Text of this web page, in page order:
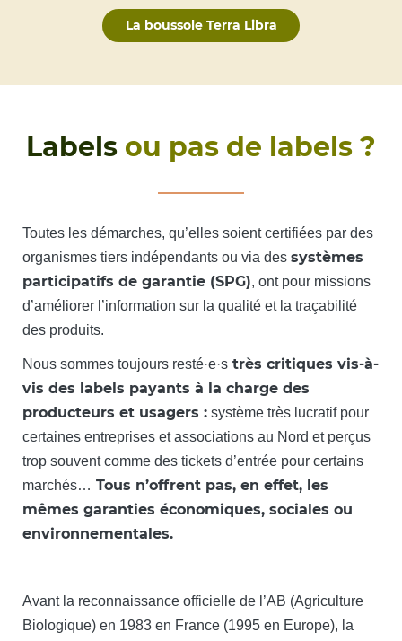
La boussole Terra Libra
Labels ou pas de labels ?
Toutes les démarches, qu’elles soient certifiées par des
organismes tiers indépendants ou via des systèmes
participatifs de garantie (SPG), ont pour missions
d’améliorer l’information sur la qualité et la traçabilité
des produits.
Nous sommes toujours resté·e·s très critiques vis-à-
vis des labels payants à la charge des
producteurs et usagers : système très lucratif pour
certaines entreprises et associations au Nord et perçus
trop souvent comme des tickets d’entrée pour certains
marchés… Tous n’offrent pas, en effet, les
mêmes garanties économiques, sociales ou
environnementales.
Avant la reconnaissance officielle de l’AB (Agriculture
Biologique) en 1983 en France (1995 en Europe), la